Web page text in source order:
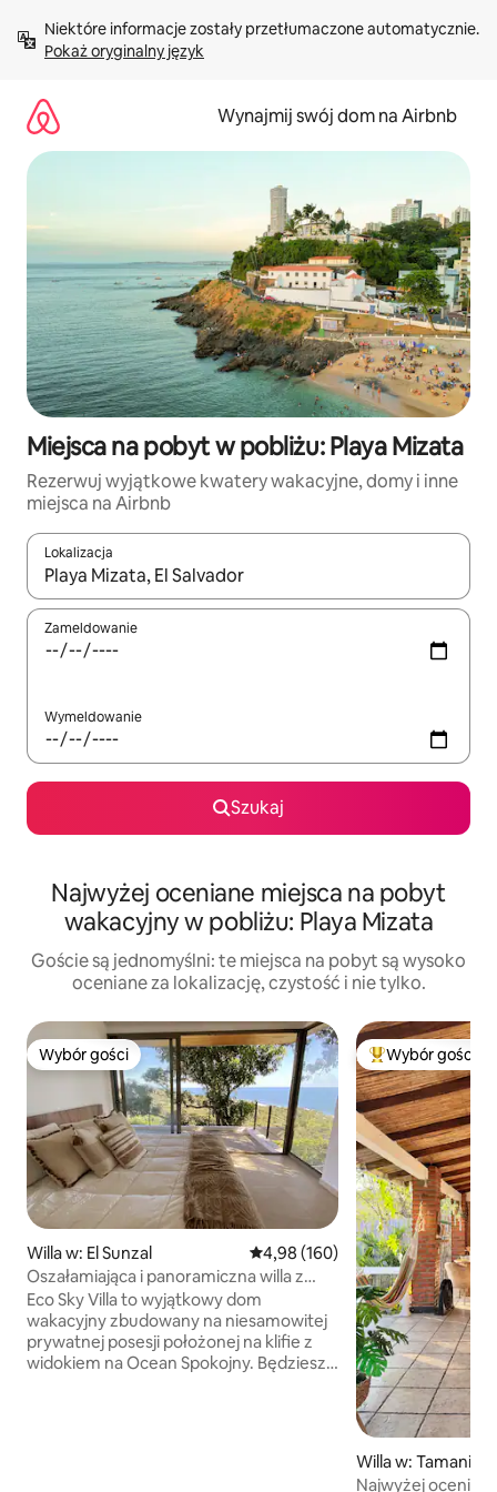
treści Pokaż oryginalny język
Wynajmij swój dom na Airbnb
Miejsca na pobyt w pobliżu: Playa Mizata
Rezerwuj wyjątkowe kwatery wakacyjne, domy i inne
miejsca na Airbnb
Lokalizacja
Gdy wyniki będą dostępne, możesz poruszać się po nich za
Zameldowanie
Wymeldowanie
Szukaj
Najwyżej oceniane miejsca na pobyt
wakacyjny w pobliżu: Playa Mizata
Goście są jednomyślni: te miejsca na pobyt są wysoko
oceniane za lokalizację, czystość i nie tylko.
Wybór gości
Wybór gości
Willa w: El Sunzal Średnia ocena: 4,98 na 5, liczba
4,98 (160)
Oszałamiająca i panoramiczna willa z
widokiem na ocean
Eco Sky Villa to wyjątkowy dom
wakacyjny zbudowany na niesamowitej
prywatnej posesji położonej na klifie z
widokiem na Ocean Spokojny. Będziesz
Wybór gości
Willa w:
Najwyżej